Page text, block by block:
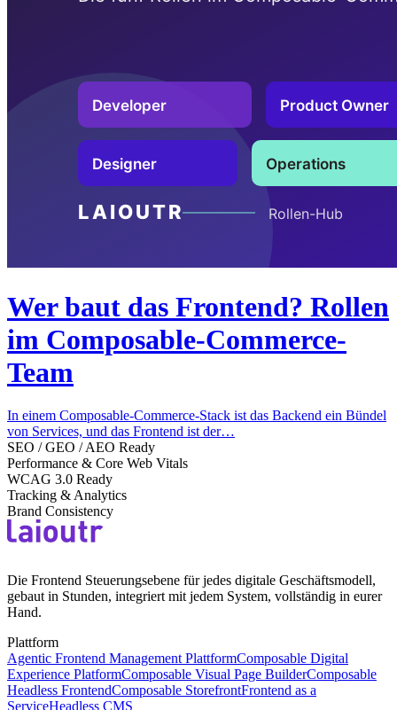
Wer baut das Frontend? Rollen
im Composable-Commerce-
Team
In einem Composable-Commerce-Stack ist das Backend ein Bündel
von Services, und das Frontend ist der…
SEO / GEO / AEO Ready
Performance & Core Web Vitals
WCAG 3.0 Ready
Tracking & Analytics
Brand Consistency
Die Frontend Steuerungsebene für jedes digitale Geschäftsmodell,
gebaut in Stunden, integriert mit jedem System, vollständig in eurer
Hand.
Plattform
Agentic Frontend Management PlattformComposable Digital
Experience PlatformComposable Visual Page BuilderComposable
Headless FrontendComposable StorefrontFrontend as a
ServiceHeadless CMS